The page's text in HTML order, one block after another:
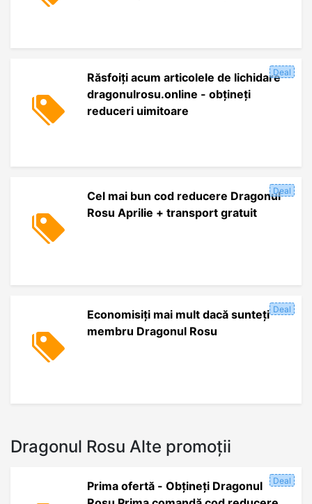
Deal
Răsfoiți acum articolele de lichidare
dragonulrosu.online - obțineți
reduceri uimitoare
Deal
Cel mai bun cod reducere Dragonul
Rosu Aprilie + transport gratuit
Deal
Economisiți mai mult dacă sunteți
membru Dragonul Rosu
Dragonul Rosu Alte promoții
Deal
Prima ofertă - Obțineți Dragonul